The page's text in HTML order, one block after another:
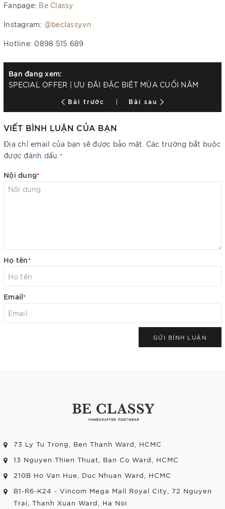
Fanpage: Be Classy
Instagram: @beclassy.vn
Hotline: 0898 515 689
Bạn đang xem:
SPECIAL OFFER | ƯU ĐÃI ĐẶC BIỆT MÙA CUỐI NĂM
Bài trước Bài sau
VIẾT BÌNH LUẬN CỦA BẠN
Địa chỉ email của bạn sẽ được bảo mật. Các trường bắt buộc
được đánh dấu *
Nội dung*
Họ tên*
Email*
GỬI BÌNH LUẬN
73 Ly Tu Trong, Ben Thanh Ward, HCMC
13 Nguyen Thien Thuat, Ban Co Ward, HCMC
210B Ho Van Hue, Duc Nhuan Ward, HCMC
B1-R6-K24 - Vincom Mega Mall Royal City, 72 Nguyen
Trai, Thanh Xuan Ward, Ha Noi